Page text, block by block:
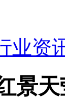
业资
景天